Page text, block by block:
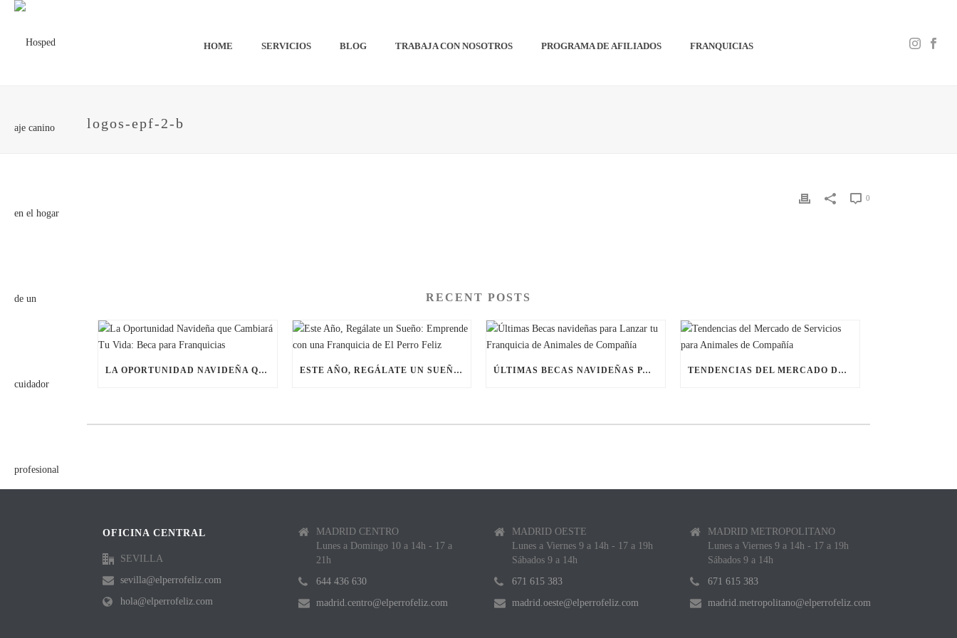
HOME SERVICIOS BLOG TRABAJA CON NOSOTROS PROGRAMA DE AFILIADOS FRANQUICIAS
logos-epf-2-b
0
RECENT POSTS
LA OPORTUNIDAD NAVIDEÑA QUE CAMBIARÁ TU VIDA: BECA PARA FRANQUICIAS ESTE AÑO, REGÁLATE UN SUEÑO: EMPRENDE CON UNA FRANQUICIA DE EL PERRO FELIZ ÚLTIMAS BECAS NAVIDEÑAS PARA LANZAR TU FRANQUICIA DE ANIMALES DE COMPAÑÍA TENDENCIAS DEL MERCADO DE SERVICIOS PARA ANIMALES DE COMPAÑÍA
OFICINA CENTRAL
SEVILLA
sevilla@elperrofeliz.com
hola@elperrofeliz.com
MADRID CENTRO
Lunes a Domingo 10 a 14h - 17 a
21h
644 436 630
madrid.centro@elperrofeliz.com
MADRID OESTE
Lunes a Viernes 9 a 14h - 17 a 19h
Sábados 9 a 14h
671 615 383
madrid.oeste@elperrofeliz.com
MADRID METROPOLITANO
Lunes a Viernes 9 a 14h - 17 a 19h
Sábados 9 a 14h
671 615 383
madrid.metropolitano@elperrofeliz.com